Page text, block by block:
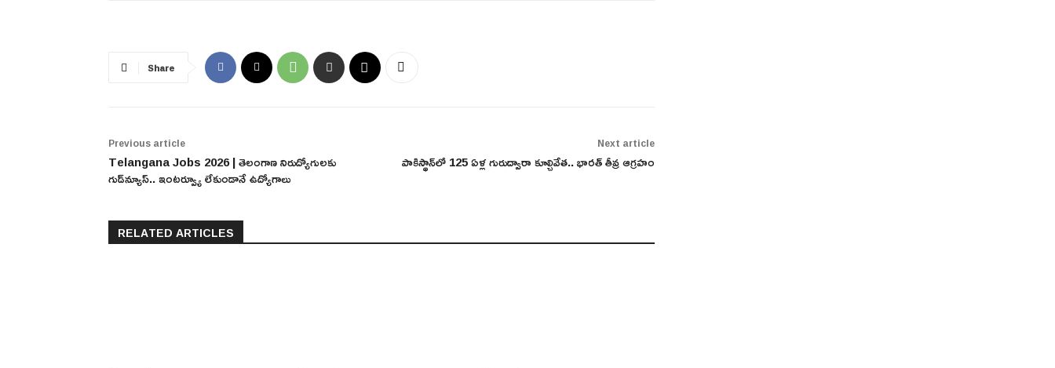
Share
Previous article
Telangana Jobs 2026 | తెలంగాణ నిరుద్యోగులకు
గుడ్‌న్యూస్.. ఇంటర్వ్యూ లేకుండానే ఉద్యోగాలు
Next article
పాకిస్థాన్‌లో 125 ఏళ్ల గురుద్వారా కూల్చివేత.. భారత్ తీవ్ర ఆగ్రహం
RELATED ARTICLES